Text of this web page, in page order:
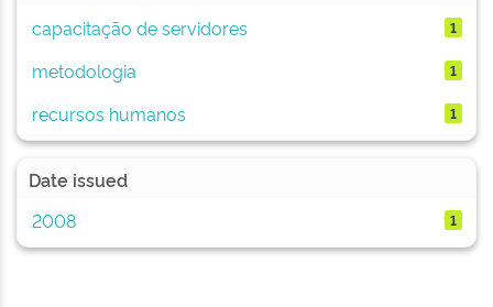
capacitação de servidores
1
metodologia 1
recursos humanos 1
Date issued
2008
1